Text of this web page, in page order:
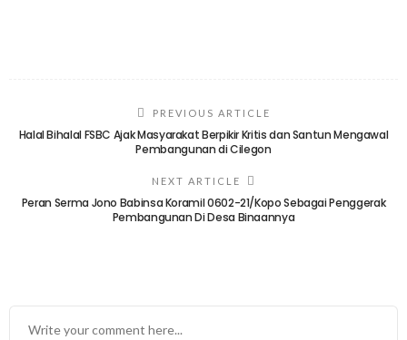
PREVIOUS ARTICLE
Halal Bihalal FSBC Ajak Masyarakat Berpikir Kritis dan Santun Mengawal
Pembangunan di Cilegon
NEXT ARTICLE
Peran Serma Jono Babinsa Koramil 0602-21/Kopo Sebagai Penggerak
Pembangunan Di Desa Binaannya